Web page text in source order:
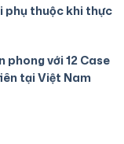
phụ thuộc khi thực
phong với 12 Case
tại Việt Nam